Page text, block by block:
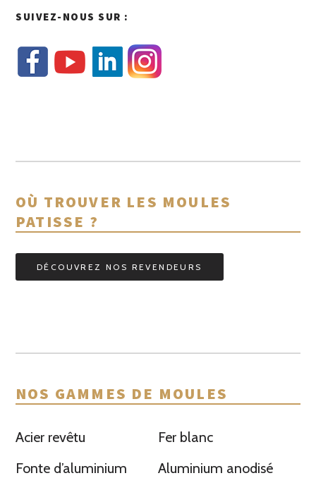
SUIVEZ-NOUS SUR :
OÙ TROUVER LES MOULES
PATISSE ?
DÉCOUVREZ NOS REVENDEURS
NOS GAMMES DE MOULES
Acier revêtu
Fer blanc
Fonte d’aluminium
Aluminium anodisé